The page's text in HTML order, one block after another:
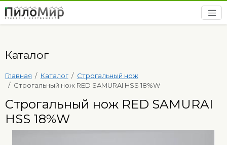
Каталог
Главная Каталог
Строгальный нож
Строгальный нож RED SAMURAI HSS 18%W
Строгальный нож RED SAMURAI
HSS 18%W